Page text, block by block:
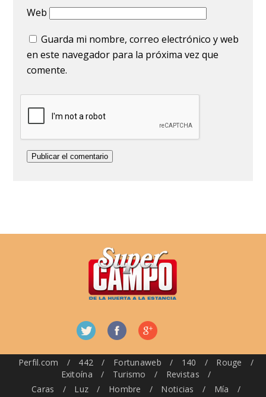
Web
Guarda mi nombre, correo electrónico y web
en este navegador para la próxima vez que
comente.
Perfil.com / 442 / Fortunaweb / 140 / Rouge
/
Exitoína
/ Turismo / Revistas
/
Caras
/ Luz / Hombre / Noticias / Mía
/